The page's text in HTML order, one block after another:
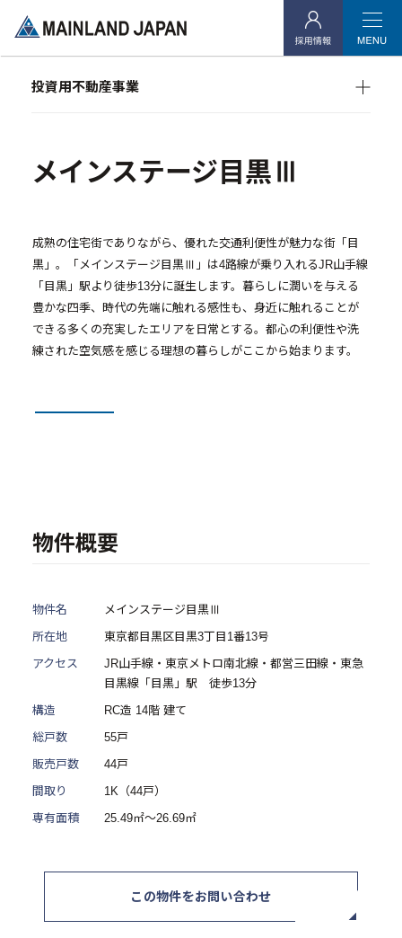
- 代表メッセージ
- 社会貢献活動
投資用不動産事業
- マンション経営をお考えの方へ
- メインランドグループの強み
- オーナーズデータ
- 物件一覧
- リノベーション物件一覧
採用情報
- 採用情報トップ
- 新卒採用
- 記事一覧
投資用不動産事業
メインステージシリーズ
メインステージ目黒Ⅲ
成熟の住宅街でありながら、優れた交通利便性が魅力な街「目
黒」。「メインステージ目黒Ⅲ」は4路線が乗り入れるJR山手線
「目黒」駅より徒歩13分に誕生します。暮らしに潤いを与える
豊かな四季、時代の先端に触れる感性も、身近に触れることが
できる多くの充実したエリアを日常とする。都心の利便性や洗
練された空気感を感じる理想の暮らしがここから始まります。
物件概要
物件名
メインステージ目黒Ⅲ
所在地
東京都目黒区目黒3丁目1番13号
アクセス
JR山手線・東京メトロ南北線・都営三田線・東急
目黒線「目黒」駅 徒歩13分
構造
RC造 14階 建て
総戸数
55戸
販売戸数
44戸
間取り
1K（44戸）
専有面積
25.49㎡～26.69㎡
この物件をお問い合わせ